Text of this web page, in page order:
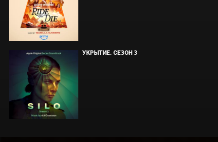
УКРЫТИЕ. СЕЗОН 3